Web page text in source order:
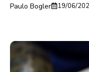
Paulo Bogler 19/06/